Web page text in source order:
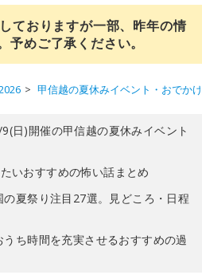
ておりますが一部、昨年の情
予めご了承ください。
甲信越の夏休みイベント・おでか
日)開催の甲信越の夏休みイベント
いおすすめの怖い話まとめ
の夏祭り注目27選。見どころ・日程
うち時間を充実させるおすすめの過